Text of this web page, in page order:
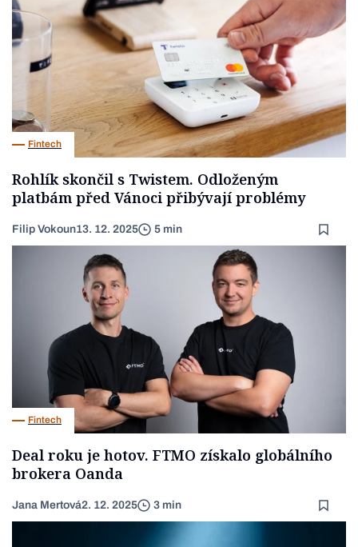
Fintech
Rohlík skončil s Twistem. Odloženým
platbám před Vánoci přibývají problémy
Filip Vokoun13. 12. 2025 5 min
Fintech
Deal roku je hotov. FTMO získalo globálního
brokera Oanda
Jana Mertová2. 12. 2025 3 min